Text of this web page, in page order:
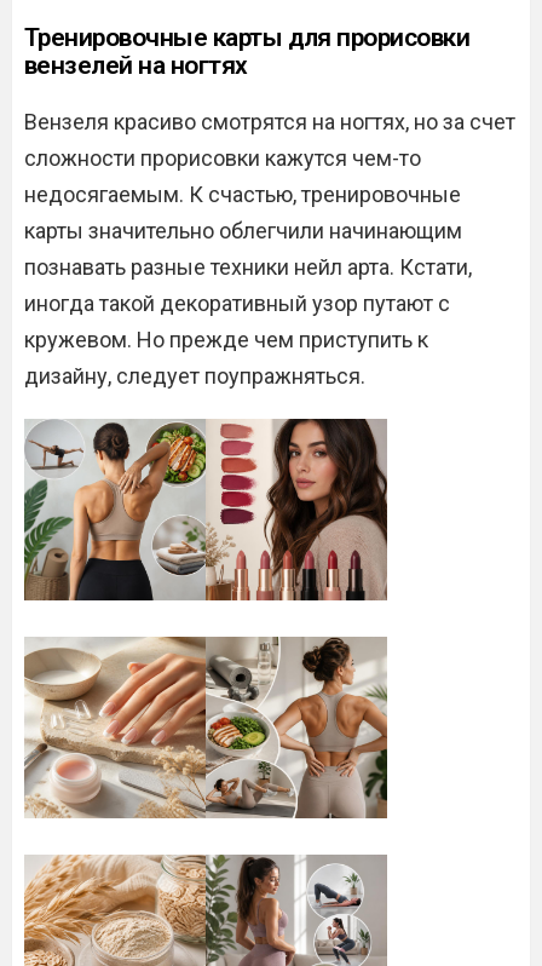
Тренировочные карты для прорисовки
вензелей на ногтях
Вензеля красиво смотрятся на ногтях, но за счет
сложности прорисовки кажутся чем-то
недосягаемым. К счастью, тренировочные
карты значительно облегчили начинающим
познавать разные техники нейл арта. Кстати,
иногда такой декоративный узор путают с
кружевом. Но прежде чем приступить к
дизайну, следует поупражняться.